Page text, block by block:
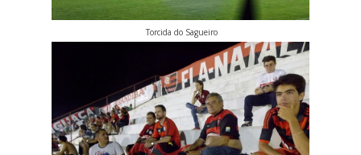
Torcida do Sagueiro